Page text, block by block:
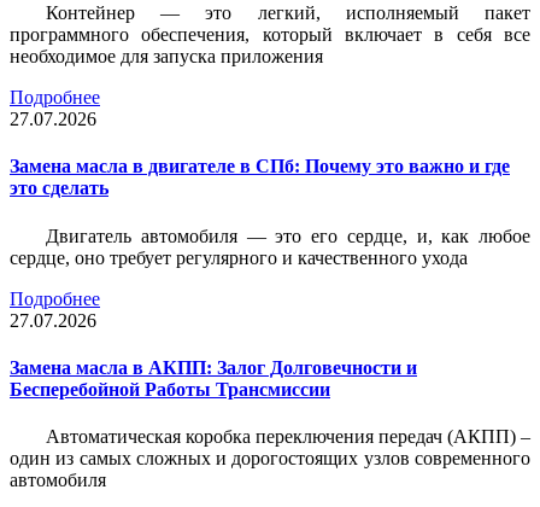
Контейнер — это легкий, исполняемый пакет
программного обеспечения, который включает в себя все
необходимое для запуска приложения
Подробнее
27.07.2026
Замена масла в двигателе в СПб: Почему это важно и где
это сделать
Двигатель автомобиля — это его сердце, и, как любое
сердце, оно требует регулярного и качественного ухода
Подробнее
27.07.2026
Замена масла в АКПП: Залог Долговечности и
Бесперебойной Работы Трансмиссии
Автоматическая коробка переключения передач (АКПП) –
один из самых сложных и дорогостоящих узлов современного
автомобиля